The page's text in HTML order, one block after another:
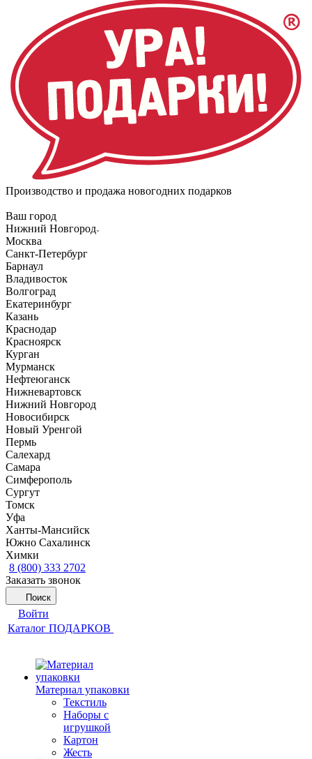
Производство и продажа новогодних подарков
Ваш город
Нижний Новгород
Москва
Санкт-Петербург
Барнаул
Владивосток
Волгоград
Екатеринбург
Казань
Краснодар
Красноярск
Курган
Мурманск
Нефтеюганск
Нижневартовск
Нижний Новгород
Новосибирск
Новый Уренгой
Пермь
Салехард
Самара
Симферополь
Сургут
Томск
Уфа
Ханты-Мансийск
Южно Сахалинск
Химки
8 (800) 333 2702
Заказать звонок
Поиск
Войти
Каталог ПОДАРКОВ
Материал упаковки
Текстиль
Наборы с
игрушкой
Картон
Жесть